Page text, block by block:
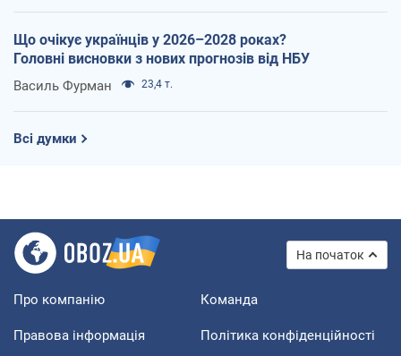
Що очікує українців у 2026–2028 роках?
Головні висновки з нових прогнозів від НБУ
Василь Фурман 23,4 т.
Всі думки
На початок
Про компанію Команда
Правова інформація Політика конфіденційності